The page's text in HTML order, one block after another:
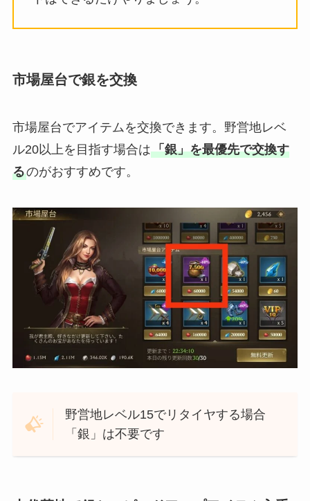
市場屋台で銀を交換
市場屋台でアイテムを交換できます。野営地レベ
ル20以上を目指す場合は「銀」を最優先で交換す
るのがおすすめです。
野営地レベル15でリタイヤする場合
「銀」は不要です